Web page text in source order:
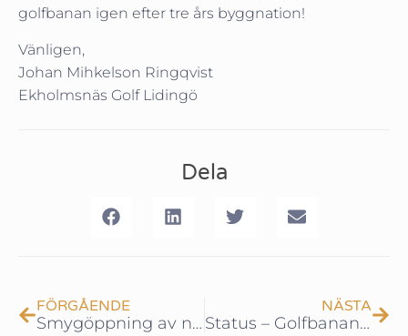
golfbanan igen efter tre års byggnation!
Vänligen,
Johan Mihkelson Ringqvist
Ekholmsnäs Golf Lidingö
Dela
FÖRGÅENDE
Smygöppning av nya golfbanan!
NÄSTA
Status – Golfbanan 4